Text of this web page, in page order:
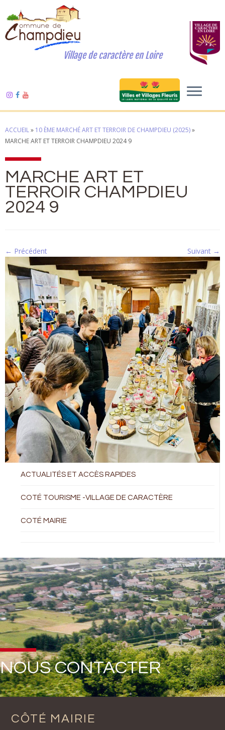
Village de caractère en Loire
ACCUEIL» 10 ÈME MARCHÉ ART ET TERROIR DE CHAMPDIEU (2025)»
MARCHE ART ET TERROIR CHAMPDIEU 2024 9
MARCHE ART ET
TERROIR CHAMPDIEU
2024 9
← Précédent Suivant →
ACTUALITÉS ET ACCÈS RAPIDES
COTÉ TOURISME -VILLAGE DE CARACTÈRE
COTÉ MAIRIE
NOUS CONTACTER
CÔTÉ MAIRIE